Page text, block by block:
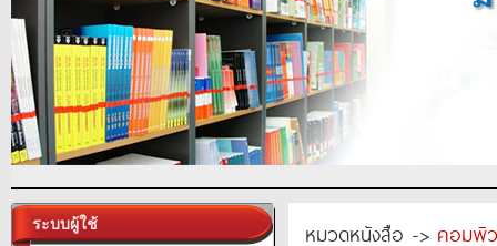
ระบบผู้ใช้ หมวดหนังสือ -> คอมพิ